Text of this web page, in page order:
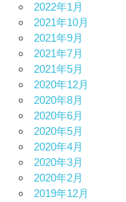
2022年1月
2021年10月
2021年9月
2021年7月
2021年5月
2020年12月
2020年8月
2020年6月
2020年5月
2020年4月
2020年3月
2020年2月
2019年12月